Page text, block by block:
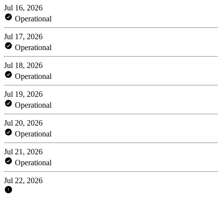
Jul 16, 2026
Operational
Jul 17, 2026
Operational
Jul 18, 2026
Operational
Jul 19, 2026
Operational
Jul 20, 2026
Operational
Jul 21, 2026
Operational
Jul 22, 2026